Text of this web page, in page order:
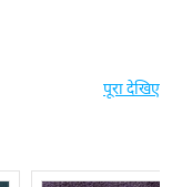
पूरा देखिए